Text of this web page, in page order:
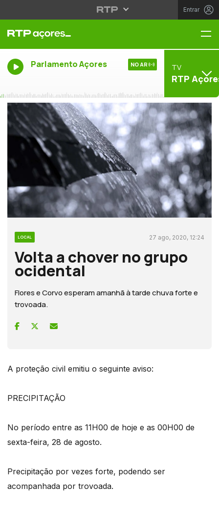
Entrar
Parlamento Açores NO AR TV
RTP
LOCAL 27 ago, 2020, 12:24
Volta a chover no grupo
ocidental
Flores e Corvo esperam amanhã à tarde chuva forte e
trovoada.
A proteção civil emitiu o seguinte aviso:
PRECIPITAÇÃO
No período entre as 11H00 de hoje e as 00H00 de
sexta-feira, 28 de agosto.
Precipitação por vezes forte, podendo ser
acompanhada por trovoada.